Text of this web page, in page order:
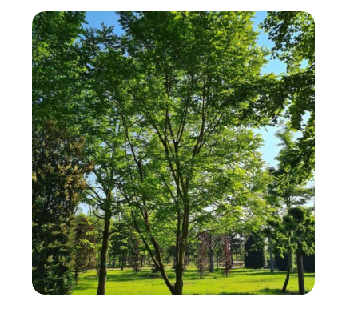
Deze
optie
kan
gekozen
worden
op
de
productpagina